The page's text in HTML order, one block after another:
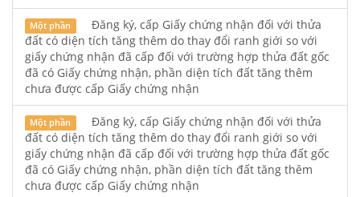
Một phần
Đăng ký, cấp Giấy chứng nhận đối với thửa
đất có diện tích tăng thêm do thay đổi ranh giới so với
giấy chứng nhận đã cấp đối với trường hợp thửa đất gốc
đã có Giấy chứng nhận, phần diện tích đất tăng thêm
chưa được cấp Giấy chứng nhận
Một phần
Đăng ký, cấp Giấy chứng nhận đối với thửa
đất có diện tích tăng thêm do thay đổi ranh giới so với
giấy chứng nhận đã cấp đối với trường hợp thửa đất gốc
đã có Giấy chứng nhận, phần diện tích đất tăng thêm
chưa được cấp Giấy chứng nhận